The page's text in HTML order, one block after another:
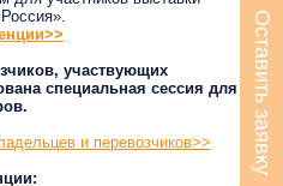
участвующих
специальная сессия для
и перевозчиков>>
Оставить заявку